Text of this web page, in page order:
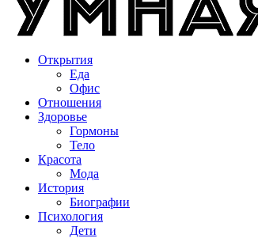
Открытия
Еда
Офис
Отношения
Здоровье
Гормоны
Тело
Красота
Мода
История
Биографии
Психология
Дети